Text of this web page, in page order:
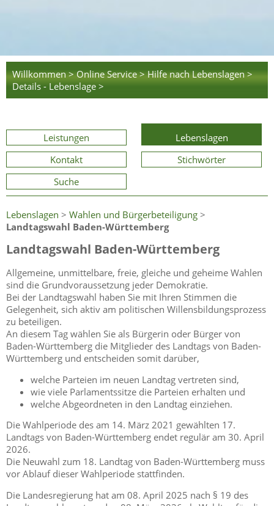
Willkommen > Online Service > Hilfe nach Lebenslagen >
Details - Lebenslage >
Leistungen
Lebenslagen
Kontakt
Stichwörter
Suche
Lebenslagen > Wahlen und Bürgerbeteiligung >
Landtagswahl Baden-Württemberg
Landtagswahl Baden-Württemberg
Allgemeine, unmittelbare, freie, gleiche und geheime Wahlen
sind die Grundvoraussetzung jeder Demokratie.
Bei der Landtagswahl haben Sie mit Ihren Stimmen die
Gelegenheit, sich aktiv am politischen Willensbildungsprozess
zu beteiligen.
An diesem Tag wählen Sie als Bürgerin oder Bürger von
Baden-Württemberg die Mitglieder des Landtags von Baden-
Württemberg und entscheiden somit darüber,
welche Parteien im neuen Landtag vertreten sind,
wie viele Parlamentssitze die Parteien erhalten und
welche Abgeordneten in den Landtag einziehen.
Die Wahlperiode des am 14. März 2021 gewählten 17.
Landtags von Baden-Württemberg endet regulär am 30. April
2026.
Die Neuwahl zum 18. Landtag von Baden-Württemberg muss
vor Ablauf dieser Wahlperiode stattfinden.
Die Landesregierung hat am 08. April 2025 nach § 19 des